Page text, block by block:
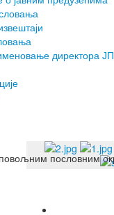
директора ЈП